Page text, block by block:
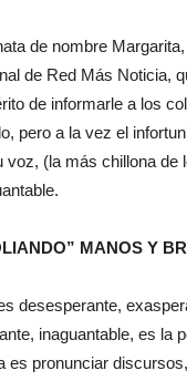
de nombre
de Red Más Noticia,
de informarle a los
pero a la vez el
voz, (la más chillona de
MANOS Y
desesperante,
inaguantable, es la
es pronunciar